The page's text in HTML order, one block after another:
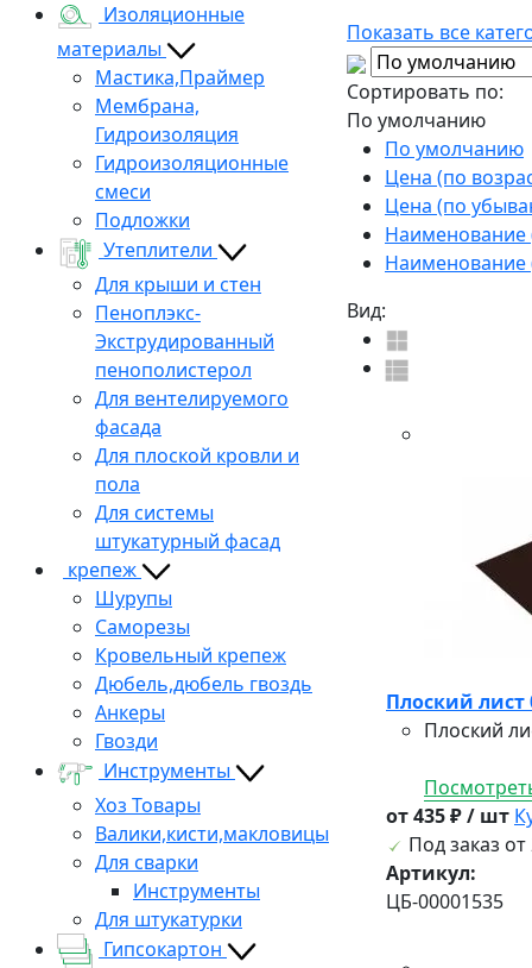
Изоляционные
материалы
Мастика,Праймер
Мембрана,
Гидроизоляция
Гидроизоляционные
смеси
Подложки
Утеплители
Для крыши и стен
Пеноплэкс-
Экструдированный
пенополистерол
Для вентелируемого
фасада
Для плоской кровли и
пола
Для системы
штукатурный фасад
крепеж
Шурупы
Саморезы
Кровельный крепеж
Дюбель,дюбель гвоздь
Анкеры
Гвозди
Инструменты
Хоз Товары
Валики,кисти,макловицы
Для сварки
Инструменты
Для штукатурки
Гипсокартон
Показать все
Сортировать по:
По умолчанию
По умолчанию
Цена (по
Цена (по
Наименование
Наименование
Вид:
Плоский лист
Плоский
от 435 ₽ / шт
Под заказ от
Артикул:
ЦБ-00001535